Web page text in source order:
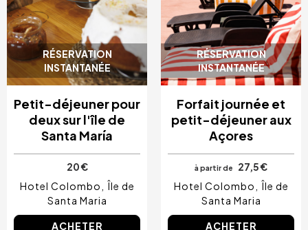
RÉSERVATION
INSTANTANÉE
Petit-déjeuner pour
deux sur l'île de
Santa María
20 €
Hotel Colombo
Île de
Santa Maria
ACHETER
RÉSERVATION
INSTANTANÉE
Forfait journée et
petit-déjeuner aux
Açores
à partir de
27,5 €
Hotel Colombo
Île de
Santa Maria
ACHETER